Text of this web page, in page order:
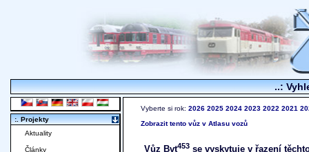
..:
Vyberte si rok: 2026 2025 2024 2023 2022 2021
Zobrazit tento vůz v Atlasu vozů
Vůz Bvt453 se vyskytuje v řazení
:. Projekty
Aktuality
Články